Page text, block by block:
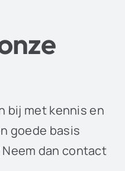
bij met kennis en
goede basis
dan contact